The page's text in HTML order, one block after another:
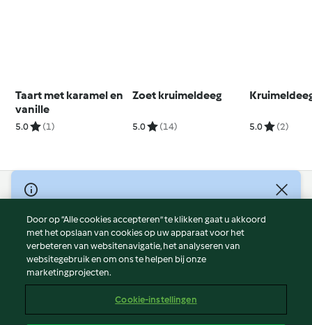
Taart met karamel en
vanille
5.0 (1)
Zoet kruimeldeeg
5.0 (14) 5.0 (2)
© Copyright 2026
Gebruiksvoorwaarden
Privacybeleid
Disclaimer
Colofon
Verslag Inhoud
Door op “Alle cookies accepteren” te klikken gaat u akkoord
met het opslaan van cookies op uw apparaat voor het
verbeteren van websitenavigatie, het analyseren van
websitegebruik en om ons te helpen bij onze
marketingprojecten.
Cookie-instellingen